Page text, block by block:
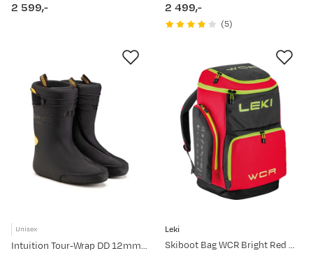
price
2 599,- price
2 499,-
(5)
Unisex
Intuition Tour-Wrap DD 12mm Black
Leki
Skiboot Bag WCR Bright Red Neon